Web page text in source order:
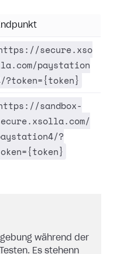
secure.xso
paystation
?token={token}
sandbox-
?
während der
Es stehenn